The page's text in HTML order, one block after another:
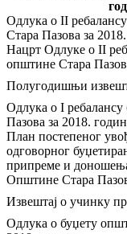
Одлука о II
Стара Пазова за
Нацрт Одлуке о II
општине Стара
Полугодишњи
Одлука о I
Пазова за 2018.
План постепеног
одговорног
припреме и
Општине Стара
Извештај о учинку
Одлука о буџету